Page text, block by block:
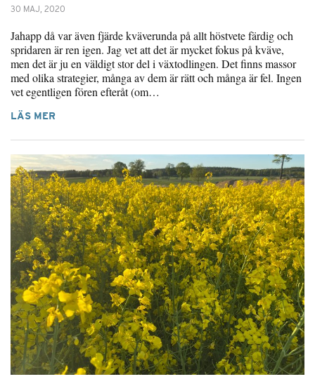
30 MAJ, 2020
Jahapp då var även fjärde kväverunda på allt höstvete färdig och
spridaren är ren igen. Jag vet att det är mycket fokus på kväve,
men det är ju en väldigt stor del i växtodlingen. Det finns massor
med olika strategier, många av dem är rätt och många är fel. Ingen
vet egentligen fören efteråt (om…
LÄS MER